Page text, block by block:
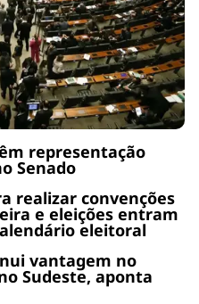
representação
Senado
realizar convenções
e eleições entram
eleitoral
vantagem no
Sudeste, aponta